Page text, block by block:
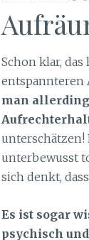
Schon klar,
entspannteren
man
unterschätzen!
unterbewusst
sich denkt,
Es ist sogar
psychisch